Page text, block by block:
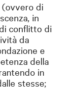
di
in
conflitto di
da
e
della
in
stesse;